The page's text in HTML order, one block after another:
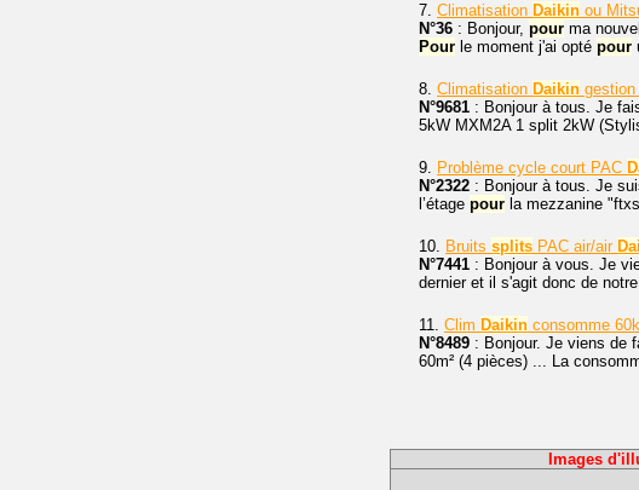
7. Climatisation Daikin ou
N°36 : Bonjour, pour ma
Pour le moment j'ai opté pour
8. Climatisation Daikin
N°9681 : Bonjour à tous. Je
5kW MXM2A 1 split 2kW
9. Problème cycle court PAC
N°2322 : Bonjour à tous. Je
l’étage pour la mezzanine
10. Bruits splits PAC air/air
N°7441 : Bonjour à vous. Je
dernier et il s'agit donc de
11. Clim Daikin consomme
N°8489 : Bonjour. Je viens de
60m² (4 pièces) ... La
Images